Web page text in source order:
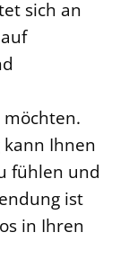
sich an
Ihnen
fühlen und
ist
in Ihren